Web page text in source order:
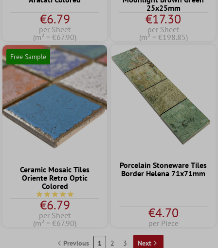
€6.79
per Sheet
(m² = €67.90)
25x25mm
€17.30
per Sheet
(m² = €198.85)
Free Sample
Ceramic Mosaic Tiles
Oriente Retro Optic
Colored
Average rating of 5 out of 5 stars
€6.79
per Sheet
(m² = €67.90)
Porcelain Stoneware Tiles
Border Helena 71x71mm
€4.70
per Piece
Previous 1 2 3 Next